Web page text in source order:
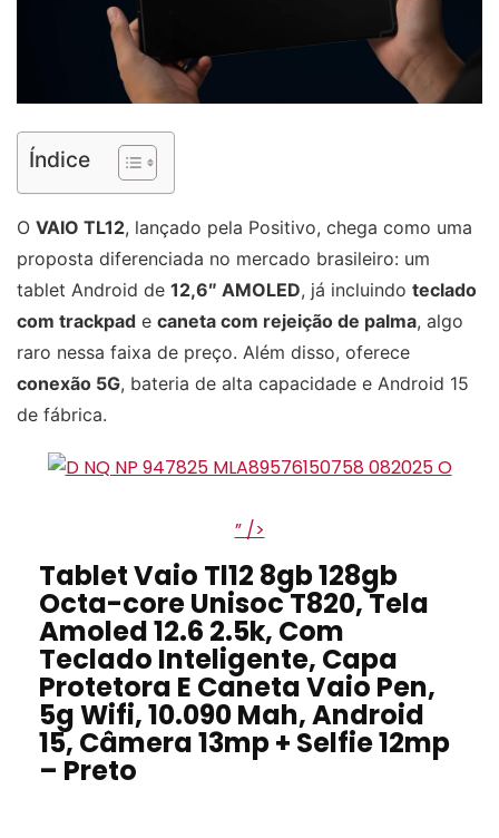
Índice
O VAIO TL12, lançado pela Positivo, chega como uma
proposta diferenciada no mercado brasileiro: um
tablet Android de 12,6″ AMOLED, já incluindo teclado
com trackpad e caneta com rejeição de palma, algo
raro nessa faixa de preço. Além disso, oferece
conexão 5G, bateria de alta capacidade e Android 15
de fábrica.
” />
Tablet Vaio Tl12 8gb 128gb
Octa-core Unisoc T820, Tela
Amoled 12.6 2.5k, Com
Teclado Inteligente, Capa
Protetora E Caneta Vaio Pen,
5g Wifi, 10.090 Mah, Android
15, Câmera 13mp + Selfie 12mp
– Preto